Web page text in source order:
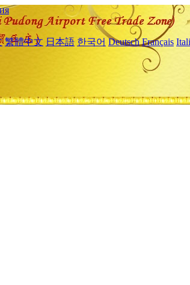
繁體中文 日本語 한국어 Deutsch Français